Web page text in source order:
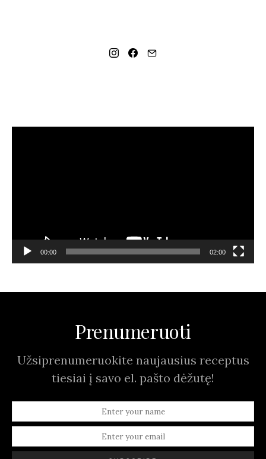
00:00 02:00
Prenumeruoti
Užsiprenumeruokite naujausius receptus
tiesiai į savo el. pašto dėžutę!